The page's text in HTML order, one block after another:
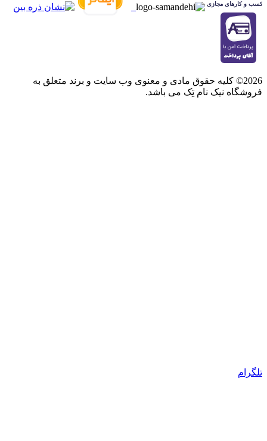
2026© کلیه حقوق مادی و معنوی وب سایت و برند متعلق به
فروشگاه نیک نام تِک می باشد.
تلگرام